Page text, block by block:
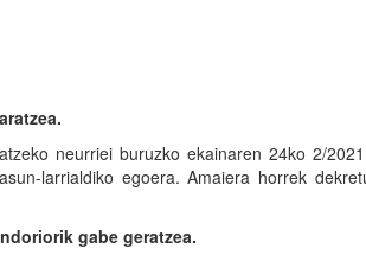
neurriei buruzko ekainaren 24ko 2/
larrialdiko egoera. Amaiera horrek
gabe geratzea.